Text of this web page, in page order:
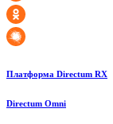
Платформа Directum RX
Directum Omni